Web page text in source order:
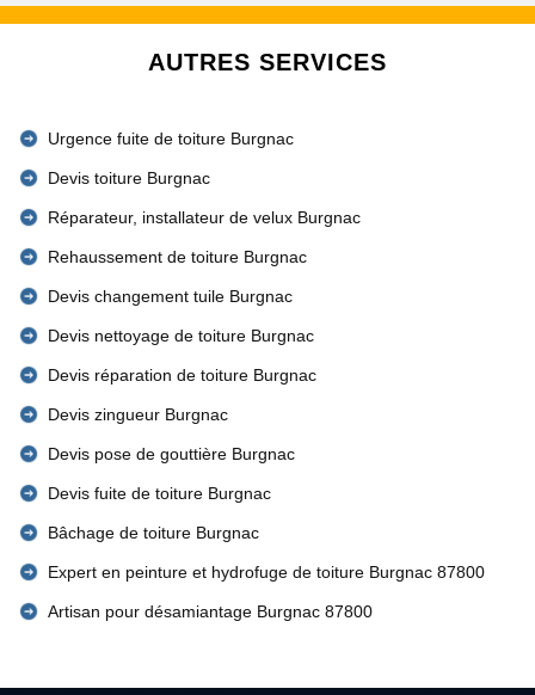
AUTRES SERVICES
Urgence fuite de toiture Burgnac
Devis toiture Burgnac
Réparateur, installateur de velux Burgnac
Rehaussement de toiture Burgnac
Devis changement tuile Burgnac
Devis nettoyage de toiture Burgnac
Devis réparation de toiture Burgnac
Devis zingueur Burgnac
Devis pose de gouttière Burgnac
Devis fuite de toiture Burgnac
Bâchage de toiture Burgnac
Expert en peinture et hydrofuge de toiture Burgnac 87800
Artisan pour désamiantage Burgnac 87800